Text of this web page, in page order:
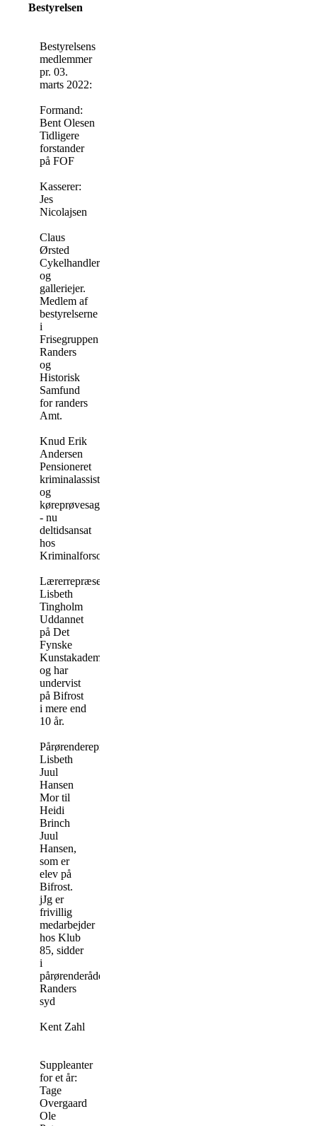
Bestyrelsen
Bestyrelsens
medlemmer
pr. 03.
marts 2022:
Formand:
Bent Olesen
Tidligere
forstander
på FOF
Kasserer:
Jes
Nicolajsen
Claus
Ørsted
Cykelhandler
og
galleriejer.
Medlem af
bestyrelserne
i
Frisegruppen
Randers
og
Historisk
Samfund
for randers
Amt.
Knud Erik
Andersen
Pensioneret
kriminalassistent
og
køreprøvesagkyndig
- nu
deltidsansat
hos
Kriminalforsorgen.
Lærerrepræsentant:
Lisbeth
Tingholm
Uddannet
på Det
Fynske
Kunstakademi
og har
undervist
på Bifrost
i mere end
10 år.
Pårørenderepræsentant:
Lisbeth
Juul
Hansen
Mor til
Heidi
Brinch
Juul
Hansen,
som er
elev på
Bifrost.
jJg er
frivillig
medarbejder
hos Klub
85, sidder
i
pårørenderådet
Randers
syd
Kent Zahl
Suppleanter
for et år:
Tage
Overgaard
Ole